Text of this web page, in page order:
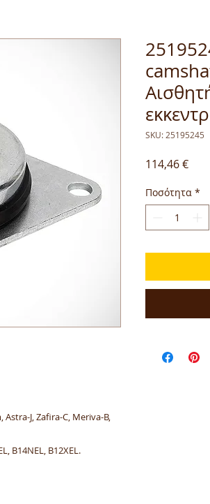
J, Zafira-C, Meriva-B,
B14NEL, B12XEL.
SKU: 25195245
114,46 €Τιμή
Ποσότητα *